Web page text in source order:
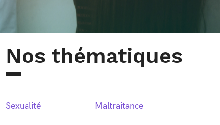
Nos thématiques
Sexualité Maltraitance